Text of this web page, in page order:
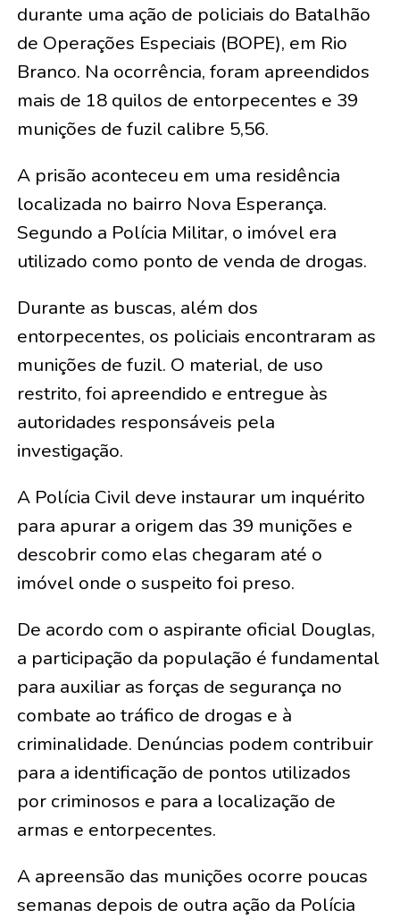
durante uma ação de policiais do Batalhão
de Operações Especiais (BOPE), em Rio
Branco. Na ocorrência, foram apreendidos
mais de 18 quilos de entorpecentes e 39
munições de fuzil calibre 5,56.
A prisão aconteceu em uma residência
localizada no bairro Nova Esperança.
Segundo a Polícia Militar, o imóvel era
utilizado como ponto de venda de drogas.
Durante as buscas, além dos
entorpecentes, os policiais encontraram as
munições de fuzil. O material, de uso
restrito, foi apreendido e entregue às
autoridades responsáveis pela
investigação.
A Polícia Civil deve instaurar um inquérito
para apurar a origem das 39 munições e
descobrir como elas chegaram até o
imóvel onde o suspeito foi preso.
De acordo com o aspirante oficial Douglas,
a participação da população é fundamental
para auxiliar as forças de segurança no
combate ao tráfico de drogas e à
criminalidade. Denúncias podem contribuir
para a identificação de pontos utilizados
por criminosos e para a localização de
armas e entorpecentes.
A apreensão das munições ocorre poucas
semanas depois de outra ação da Polícia